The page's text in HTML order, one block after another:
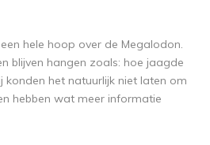
hele hoop over de Megalodon.
blijven hangen zoals: hoe jaagde
konden het natuurlijk niet laten om
hebben wat meer informatie